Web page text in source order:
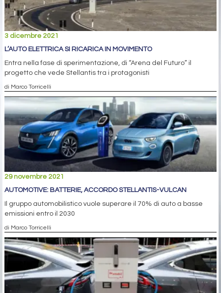
3 dicembre 2021
L’AUTO ELETTRICA SI RICARICA IN MOVIMENTO
Entra nella fase di sperimentazione, di “Arena del Futuro” il
progetto che vede Stellantis tra i protagonisti
di Marco Torricelli
29 novembre 2021
AUTOMOTIVE: BATTERIE, ACCORDO STELLANTIS-VULCAN
Il gruppo automobilistico vuole superare il 70% di auto a basse
emissioni entro il 2030
di Marco Torricelli